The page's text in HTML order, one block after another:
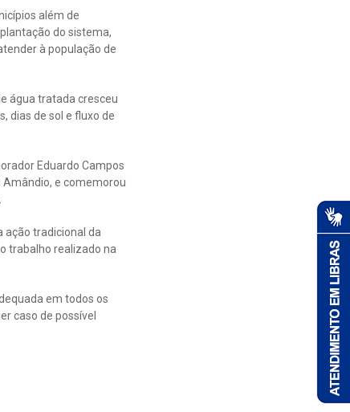
além de
do sistema,
à população de
água tratada cresceu
dias de sol e fluxo de
Eduardo Campos
Amândio, e comemorou
ação tradicional da
trabalho realizado na
em todos os
caso de possível